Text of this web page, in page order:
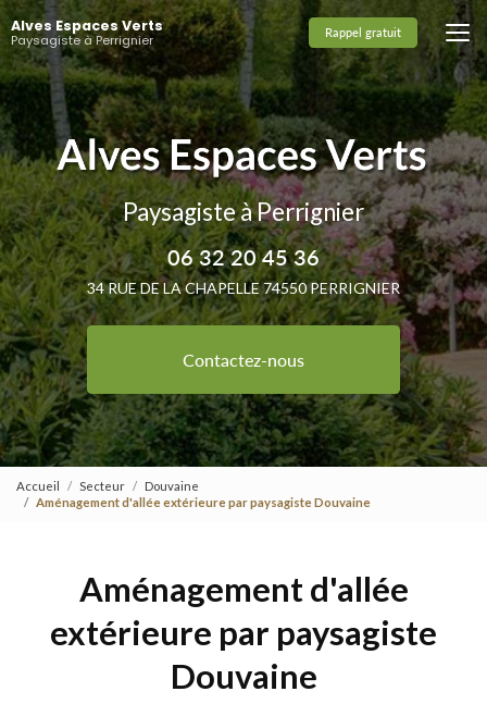
Aller
au
contenu
principal
Alves Espaces Verts
Paysagiste à Perrignier Rappel gratuit
Paysagiste à Perrignier
06 32 20 45 36
34 RUE DE LA CHAPELLE 74550 PERRIGNIER
Contactez-nous
Accueil Secteur
Douvaine
Aménagement d'allée extérieure par paysagiste Douvaine
Aménagement d'allée
extérieure par paysagiste
Douvaine